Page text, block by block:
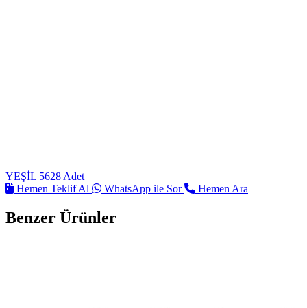
YEŞİL 5628 Adet
Hemen Teklif Al
WhatsApp ile Sor Hemen Ara
Benzer Ürünler